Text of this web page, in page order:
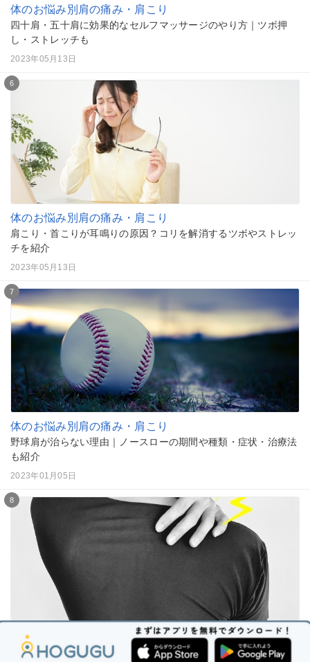
体のお悩み別 肩の痛み・肩こり
四十肩・五十肩に効果的なセルフマッサージのやり方｜ツボ押
し・ストレッチも
2023年05月13日
6
体のお悩み別 肩の痛み・肩こり
肩こり・首こりが耳鳴りの原因？コリを解消するツボやストレッ
チを紹介
2023年05月13日
7
体のお悩み別 肩の痛み・肩こり
野球肩が治らない理由｜ノースローの期間や種類・症状・治療法
も紹介
2023年01月05日
8
体のお悩み別 肩の痛み・肩こり
バドミントンで肩が痛いときの対処法｜原因や予防ストレッチも